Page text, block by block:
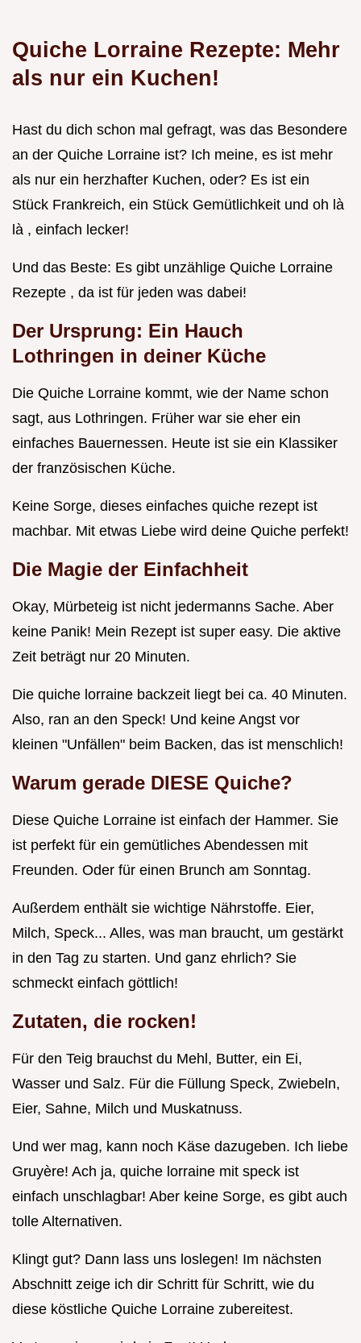
Quiche Lorraine Rezepte: Mehr
als nur ein Kuchen!
Hast du dich schon mal gefragt, was das Besondere
an der Quiche Lorraine ist? Ich meine, es ist mehr
als nur ein herzhafter Kuchen, oder? Es ist ein
Stück Frankreich, ein Stück Gemütlichkeit und oh là
là , einfach lecker!
Und das Beste: Es gibt unzählige Quiche Lorraine
Rezepte , da ist für jeden was dabei!
Der Ursprung: Ein Hauch
Lothringen in deiner Küche
Die Quiche Lorraine kommt, wie der Name schon
sagt, aus Lothringen. Früher war sie eher ein
einfaches Bauernessen. Heute ist sie ein Klassiker
der französischen Küche.
Keine Sorge, dieses einfaches quiche rezept ist
machbar. Mit etwas Liebe wird deine Quiche perfekt!
Die Magie der Einfachheit
Okay, Mürbeteig ist nicht jedermanns Sache. Aber
keine Panik! Mein Rezept ist super easy. Die aktive
Zeit beträgt nur 20 Minuten.
Die quiche lorraine backzeit liegt bei ca. 40 Minuten.
Also, ran an den Speck! Und keine Angst vor
kleinen "Unfällen" beim Backen, das ist menschlich!
Warum gerade DIESE Quiche?
Diese Quiche Lorraine ist einfach der Hammer. Sie
ist perfekt für ein gemütliches Abendessen mit
Freunden. Oder für einen Brunch am Sonntag.
Außerdem enthält sie wichtige Nährstoffe. Eier,
Milch, Speck... Alles, was man braucht, um gestärkt
in den Tag zu starten. Und ganz ehrlich? Sie
schmeckt einfach göttlich!
Zutaten, die rocken!
Für den Teig brauchst du Mehl, Butter, ein Ei,
Wasser und Salz. Für die Füllung Speck, Zwiebeln,
Eier, Sahne, Milch und Muskatnuss.
Und wer mag, kann noch Käse dazugeben. Ich liebe
Gruyère! Ach ja, quiche lorraine mit speck ist
einfach unschlagbar! Aber keine Sorge, es gibt auch
tolle Alternativen.
Klingt gut? Dann lass uns loslegen! Im nächsten
Abschnitt zeige ich dir Schritt für Schritt, wie du
diese köstliche Quiche Lorraine zubereitest.